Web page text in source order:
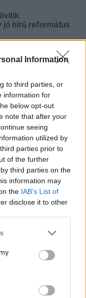
Information
to third parties, or
information for
below opt-out
note that after your
seeing
utilized by
parties prior to
of the further
third parties on the
information may
the IAB’s List of
disclose it to other
or more Google
You may click to
party tags to
in below Google
jó hírű református
5. blokk új